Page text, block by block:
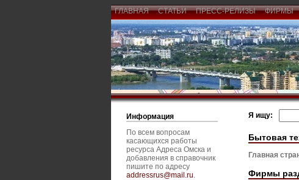
ГЛАВНАЯ СТАТЬИ ПРЕСС-РЕЛИЗЫ ФИРМЫ
Информация
По всем вопросам
касающихся работы
ресурса Адреса Омска и
добавления в справочник
пишите по адресу
addressrus@mail.ru.
Я ищу:
Бытовая
Главная
Фирмы